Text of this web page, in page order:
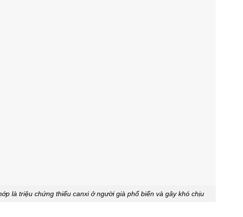
là triệu chứng thiếu canxi ở người già phổ biến và gây khó chịu